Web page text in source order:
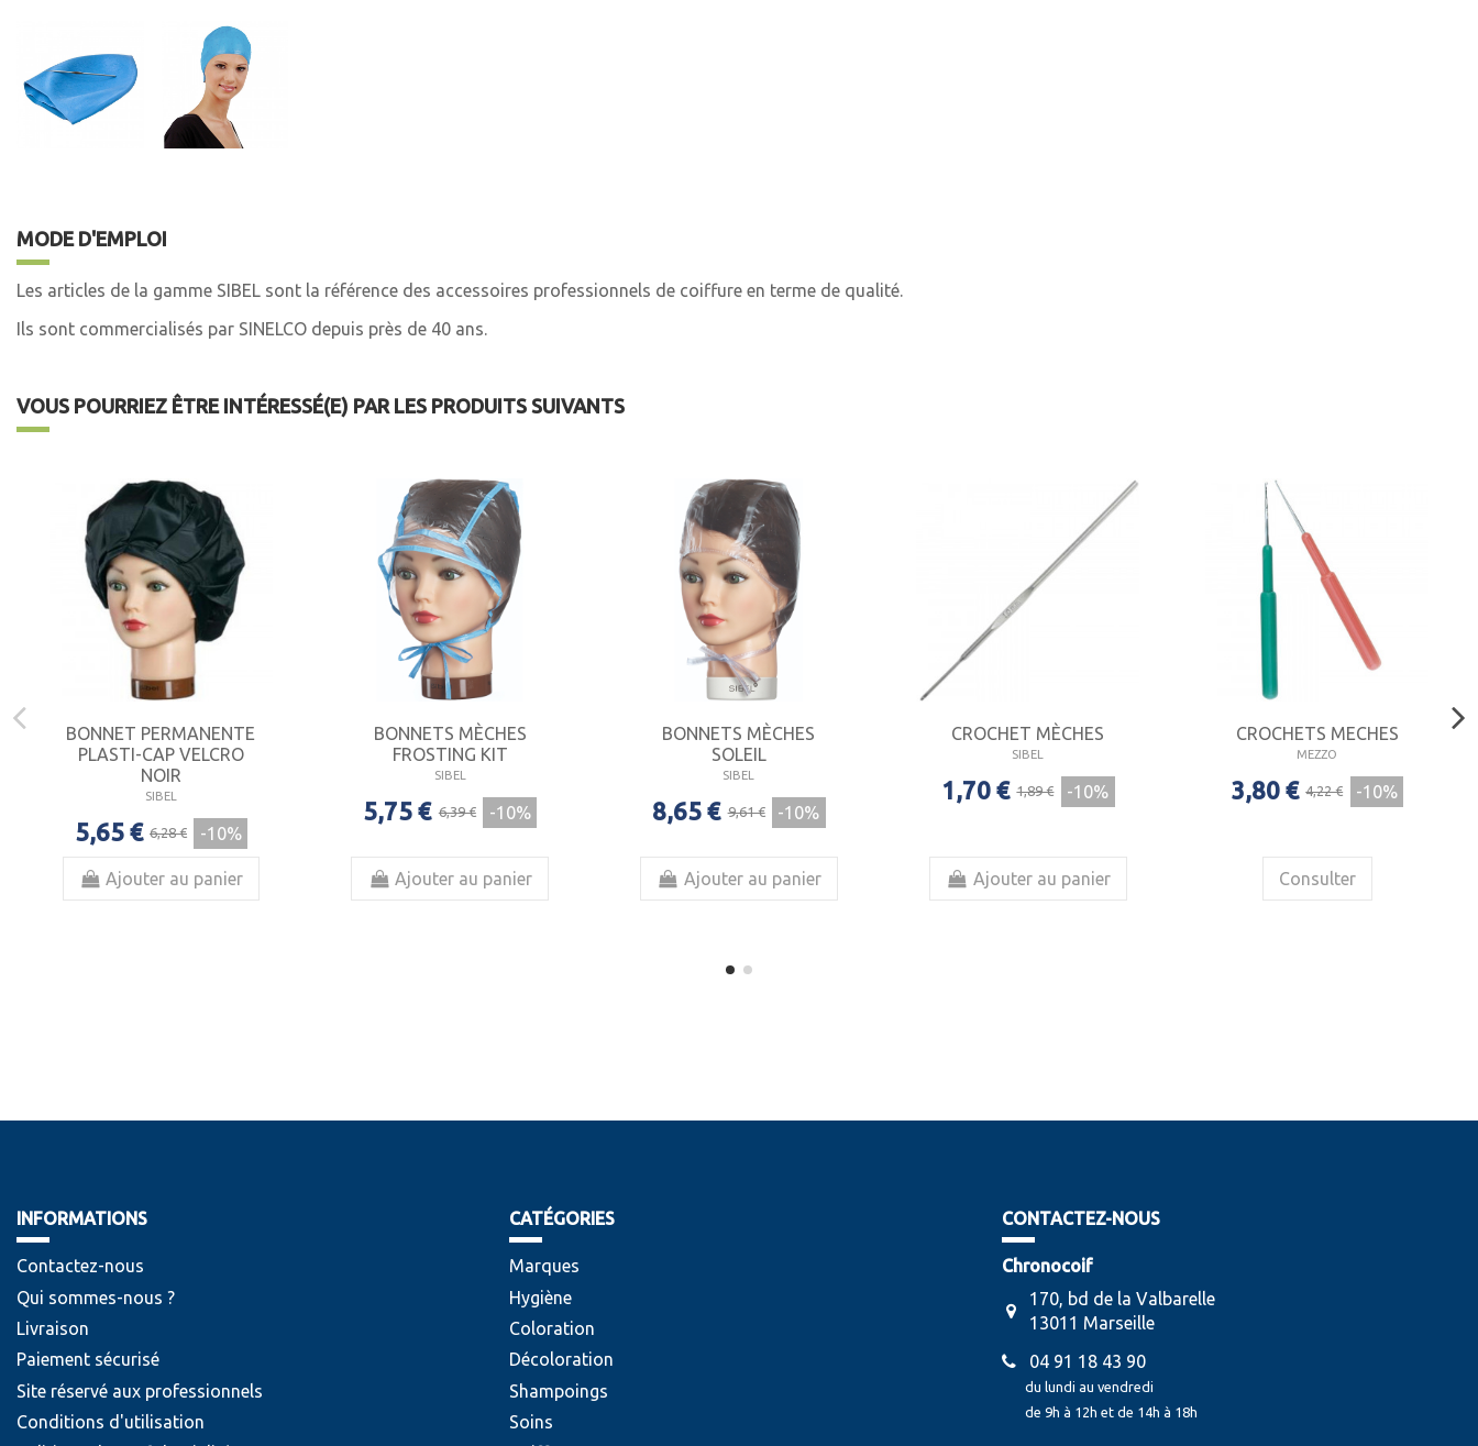
MODE D'EMPLOI
Les articles de la gamme SIBEL sont la référence des accessoires professionnels de coiffure en terme de qualité.
Ils sont commercialisés par SINELCO depuis près de 40 ans.
VOUS POURRIEZ ÊTRE INTÉRESSÉ(E) PAR LES PRODUITS SUIVANTS
BONNET PERMANENTE
PLASTI-CAP VELCRO
NOIR
SIBEL
5,65 € 6,28 € -10%
Ajouter au panier
BONNETS MÈCHES
FROSTING KIT
SIBEL
5,75 € 6,39 € -10%
Ajouter au panier
BONNETS MÈCHES
SOLEIL
SIBEL
8,65 € 9,61 € -10%
Ajouter au panier
CROCHET MÈCHES
SIBEL
1,70 € 1,89 € -10%
Ajouter au panier
CROCHETS MECHES
MEZZO
3,80 € 4,22 € -10%
Consulter
INFORMATIONS
Contactez-nous
Qui sommes-nous ?
Livraison
Paiement sécurisé
Site réservé aux professionnels
Conditions d'utilisation
CATÉGORIES
Marques
Hygiène
Coloration
Décoloration
Shampoings
Soins
CONTACTEZ-NOUS
Chronocoif
170, bd de la Valbarelle
13011 Marseille
04 91 18 43 90
du lundi au vendredi
de 9h à 12h et de 14h à 18h